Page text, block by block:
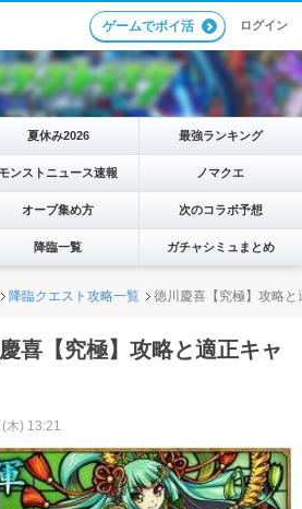
ゲームでポイ活 ログイン
夏休み2026 最強ランキング
ンストニュース速報 ノマクエ
オーブ集め方 次のコラボ予想
降臨一覧 ガチャシミュまとめ
降臨クエスト攻略一覧 徳川慶喜【究極】攻略
喜【究極】攻略と適正キャ
木) 13:21